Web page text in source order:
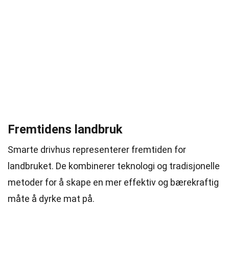
Fremtidens landbruk
Smarte drivhus representerer fremtiden for
landbruket. De kombinerer teknologi og tradisjonelle
metoder for å skape en mer effektiv og bærekraftig
måte å dyrke mat på.